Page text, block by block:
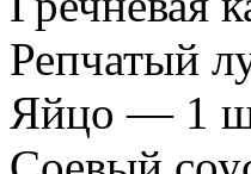
Репчатый
Яйцо — 1